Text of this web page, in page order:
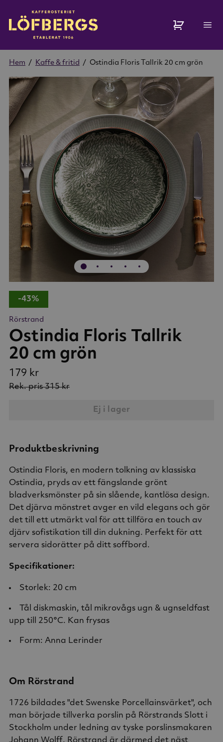
Hem / Kaffe & fritid / Ostindia Floris Tallrik 20 cm grön
-43%
Rörstrand
Ostindia Floris Tallrik
20 cm grön
179 kr
Rek. pris 315 kr
Ej i lager
Produktbeskrivning
Ostindia Floris, en modern tolkning av klassiska
Ostindia, pryds av ett fängslande grönt
bladverksmönster på sin slående, kantlösa design.
Det djärva mönstret avger en vild elegans och gör
det till ett utmärkt val för att tillföra en touch av
djärv sofistikation till din dukning. Perfekt för att
servera sidorätter på ditt soffbord.
Specifikationer:
Storlek: 20 cm
Tål diskmaskin, tål mikrovågs ugn & ugnseldfast
upp till 250°C. Kan frysas
Form: Anna Lerinder
Om Rörstrand
1726 bildades "det Swenske Porcellainsvärket", och
man började tillverka porslin på Rörstrands Slott i
Stockholm under ledning av tyske porslinsmakaren